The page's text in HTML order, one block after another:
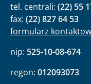
tel. centrali: (22) 55
fax: (22) 827 64 53
formularz
nip: 525-10-08-674
regon: 012093073